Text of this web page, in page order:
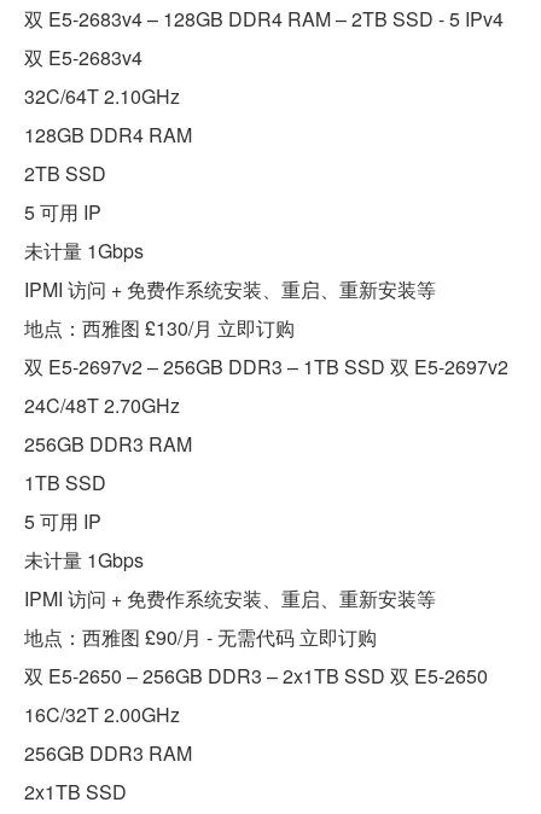
双 E5-2683v4 – 128GB DDR4 RAM – 2TB SSD - 5 IPv4
双 E5-2683v4
32C/64T 2.10GHz
128GB DDR4 RAM
2TB SSD
5 可用 IP
未计量 1Gbps
IPMI 访问 + 免费作系统安装、重启、重新安装等
地点：西雅图 £130/月 立即订购
双 E5-2697v2 – 256GB DDR3 – 1TB SSD 双 E5-2697v2
24C/48T 2.70GHz
256GB DDR3 RAM
1TB SSD
5 可用 IP
未计量 1Gbps
IPMI 访问 + 免费作系统安装、重启、重新安装等
地点：西雅图 £90/月 - 无需代码 立即订购
双 E5-2650 – 256GB DDR3 – 2x1TB SSD 双 E5-2650
16C/32T 2.00GHz
256GB DDR3 RAM
2x1TB SSD